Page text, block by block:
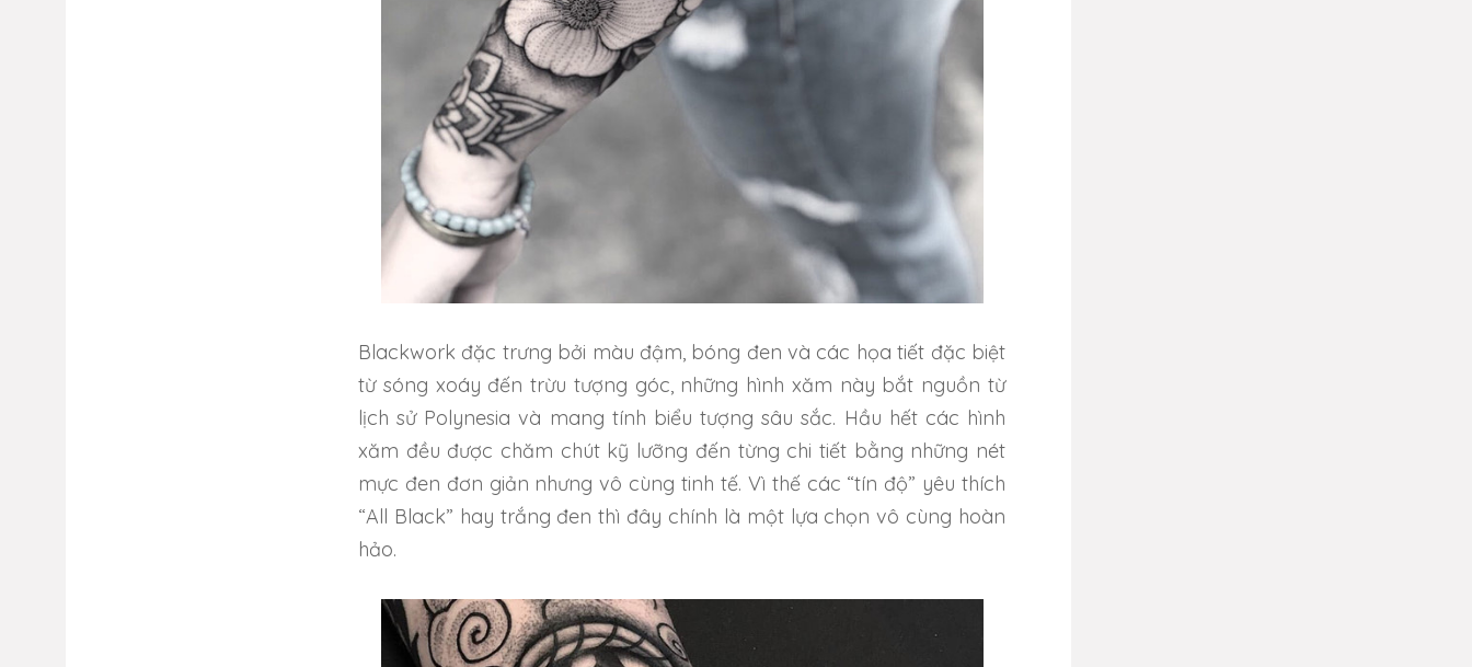
Blackwork đặc trưng bởi màu đậm, bóng đen và các họa tiết đặc biệt
từ sóng xoáy đến trừu tượng góc, những hình xăm này bắt nguồn từ
lịch sử Polynesia và mang tính biểu tượng sâu sắc. Hầu hết các hình
xăm đều được chăm chút kỹ lưỡng đến từng chi tiết bằng những nét
mực đen đơn giản nhưng vô cùng tinh tế. Vì thế các “tín độ” yêu thích
“All Black” hay trắng đen thì đây chính là một lựa chọn vô cùng hoàn
hảo.